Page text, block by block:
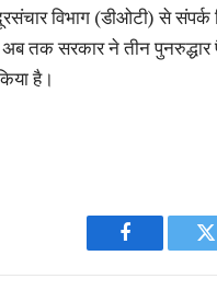
विभाग (डीओटी) से संपर्क
तक सरकार ने तीन
है।
Facebook